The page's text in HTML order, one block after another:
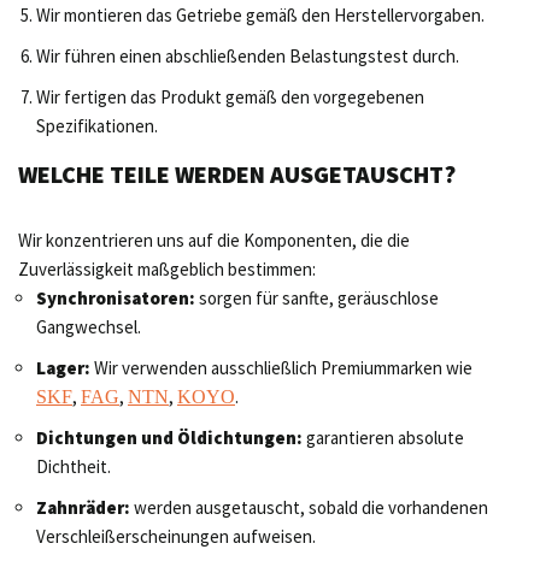
Wir montieren das Getriebe gemäß den Herstellervorgaben.
Wir führen einen abschließenden Belastungstest durch.
Wir fertigen das Produkt gemäß den vorgegebenen
Spezifikationen.
WELCHE TEILE WERDEN AUSGETAUSCHT?
Wir konzentrieren uns auf die Komponenten, die die
Zuverlässigkeit maßgeblich bestimmen:
Synchronisatoren: sorgen für sanfte, geräuschlose
Gangwechsel.
Lager: Wir verwenden ausschließlich Premiummarken wie
SKF, FAG, NTN, KOYO.
Dichtungen und Öldichtungen: garantieren absolute
Dichtheit.
Zahnräder: werden ausgetauscht, sobald die vorhandenen
Verschleißerscheinungen aufweisen.